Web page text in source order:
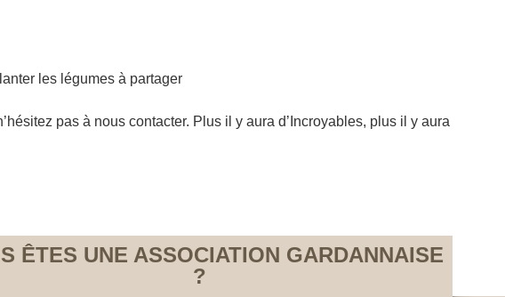
les légumes à partager
pas à nous contacter. Plus il y aura d’Incroyables, plus il y aura
ÊTES UNE ASSOCIATION GARDANNAISE
?